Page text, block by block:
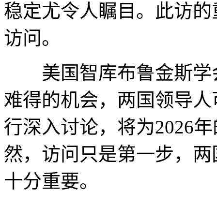
稳定尤令人瞩目。此访
访问。
美国智库布鲁金斯学
难得的机会，两国领导
行深入讨论，将为2026
然，访问只是第一步，
十分重要。